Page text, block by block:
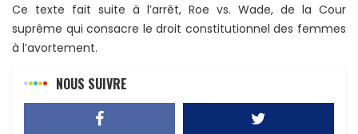
Ce texte fait suite à l’arrêt, Roe vs. Wade, de la Cour
suprême qui consacre le droit constitutionnel des femmes
à l’avortement.
NOUS SUIVRE